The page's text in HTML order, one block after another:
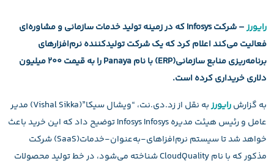
رایورز
– شرکت Infosys که در زمینه تولید خدمات سازمانی و مشاوره‌ای
فعالیت می‌کند اعلام کرد که یک شرکت تولیدکننده نرم‌افزارهای
برنامه‌ریزی منابع سازمانی(ERP) با نام Panaya را به قیمت ۲۰۰ میلیون
دلاری خریداری کرده است.
به گزارشرایورز
به نقل از زد.دی.نت، “ویشال سیکا”(Vishal Sikka) مدیر
عامل و رئیس هیئت مدیره Infosys Infosys توضیح داد که این خرید باعث
خواهد شد تا سیستم‌ نرم‌افزاهای-به‌عنوان-خدمات(SaaS) شرکت
مذکور که با نام CloudQuality شناخته می‌شود، در خط تولید محصولات